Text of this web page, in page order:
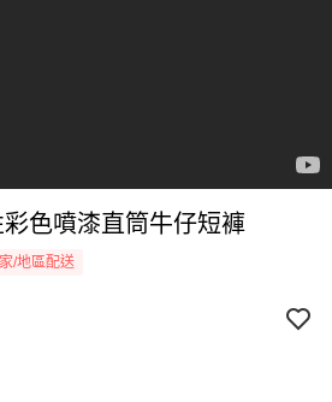
彩色噴漆直筒牛仔短褲
/地區配送